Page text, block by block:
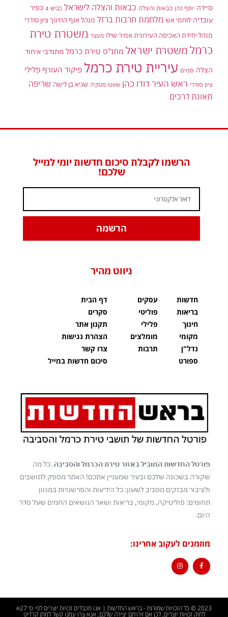
סיידה יוסף כהן כבאות והצלה כבאות והצלה לישראל כביש 4
כפיר
עובדיה לוחמי אש מלחמת חרבות ברזל מנהל אגף החינוך ציון סודרי
מנהל יחידת האכיפה העירונית אמיר שילו מעצר משטרת טירת
כרמלמשטרת ישראל מתנ"ס טירת כרמל מתנדבי איחוד
הצלה סמים עיריית טירת כרמל פיקוד העורף פלילי
ציון סודרי ראש העיר דודו כהן שאטו מטקיה שגיא בן לישה שריפה
תאונת דרכים
הרשמו לקבלת סיכום חדשות יומי למייל
שלכם!
הרשמה
ניווט מהיר
חדשות
בריאות
חינוך
מקומי
נדל"ן
ספורט
עסקים
פוליטי
פלילי
מומלצים
תרבות
דף הבית
סקרים
תקנון אתר
הצהרת נגישות
צרו קשר
סיכום חדשות במייל
פורטל החדשות המוביל באזור טירת הכרמל והסביבה. כל מה
שקורה בשכונה שלכם ובעיר שמעניין אתכם! האתר מספק לתושבים
ולציבור מבזקים מסביב לשעון: כל הידיעות והפרשנויות במגוון
תחומים: פוליטיקה, מקומי, בריאות ושאר הנושאים החמים שעל סדר
היום.
מוזמנים לעקוב אחרינו:
2023 © כל הזכויות שמורות - בראש החדשות | אנו מכבדים זכויות יוצרים לפי ס׳ 27א
לחוק זכויות יוצרים, לכן אם זיהיתם יצירה שלכם, אנא צרו עמנו קשר למתן קרדיט